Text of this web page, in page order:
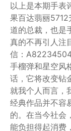
以上是本期手表
果百达翡丽
道的总裁，也是
真的不再引人注
信：A82234504
手榴弹和星空风
话，它将改变钻
就我个人而言，
经典作品并不容
的。在当今社会
能负担得起消费